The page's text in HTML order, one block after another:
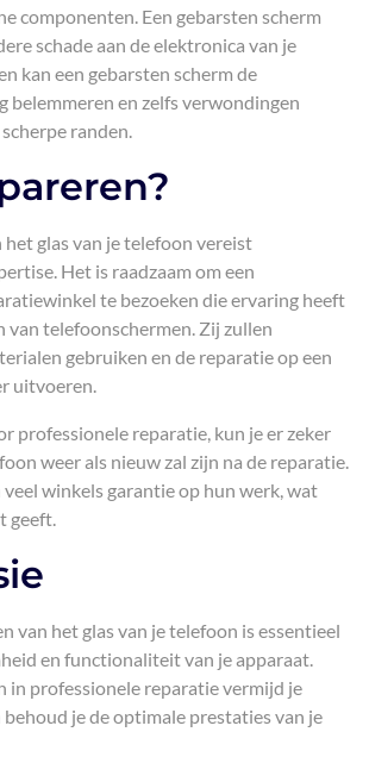
componenten. Een gebarsten scherm
schade aan de elektronica van je
kan een gebarsten scherm de
belemmeren en zelfs verwondingen
randen.
glas van je telefoon vereist
Het is raadzaam om een
te bezoeken die ervaring heeft
van telefoonschermen. Zij zullen
gebruiken en de reparatie op een
uitvoeren.
professionele reparatie, kun je er zeker
weer als nieuw zal zijn na de reparatie.
winkels garantie op hun werk, wat
geeft.
van het glas van je telefoon is essentieel
en functionaliteit van je apparaat.
in professionele reparatie vermijd je
behoud je de optimale prestaties van je